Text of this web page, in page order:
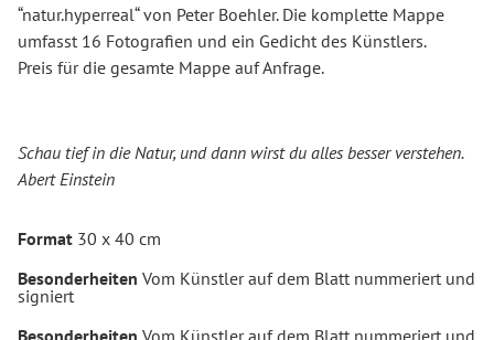
“natur.hyperreal“ von Peter Boehler. Die komplette Mappe
umfasst 16 Fotografien und ein Gedicht des Künstlers.
Preis für die gesamte Mappe auf Anfrage.
Schau tief in die Natur, und dann wirst du alles besser verstehen.
Abert Einstein
Format 30 x 40 cm
Besonderheiten Vom Künstler auf dem Blatt nummeriert und
signiert